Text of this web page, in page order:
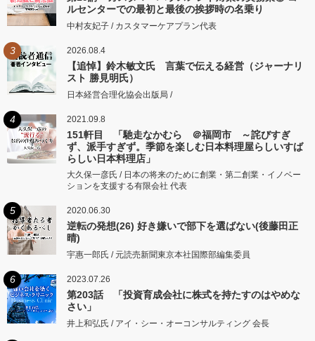
ルセンターでの最初と最後の挨拶時の名乗り
中村友妃子 / カスタマーケアプラン代表
3 2026.08.4
【追悼】鈴木敏文氏 言葉で伝える経営（ジャーナリ
スト 勝見明氏）
日本経営合理化協会出版局 /
4 2021.09.8
151軒目 「馳走なかむら ＠福岡市 ～詫びすぎ
ず、派手すぎず。季節を楽しむ日本料理屋らしいすば
らしい日本料理店」
大久保一彦氏 / 日本の将来のために創業・第二創業・イノベー
ションを支援する有限会社 代表
5 2020.06.30
逆転の発想(26) 好き嫌いで部下を選ばない(後藤田正
晴)
宇惠一郎氏 / 元読売新聞東京本社国際部編集委員
6 2023.07.26
第203話 「投資育成会社に株式を持たすのはやめな
さい」
井上和弘氏 / アイ・シー・オーコンサルティング 会長